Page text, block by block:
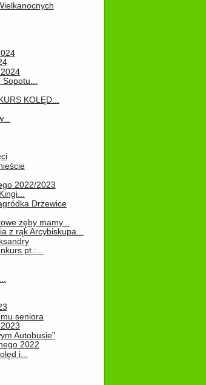
KOLĘD...
2022/2023
Drzewice
zęby mamy...
z rąk Arcybiskupa...
pt.:...
seniora
Autobusie"
2022
i...